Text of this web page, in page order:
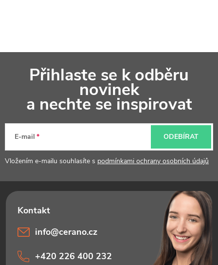
a
Přihlaste se k odběru
novinek
a nechte se inspirovat
E-mail
Vložením e-mailu souhlasíte s podmínkami ochrany osobních údajů
ODEBÍRAT
info@cerano.cz
+420 226 400 232